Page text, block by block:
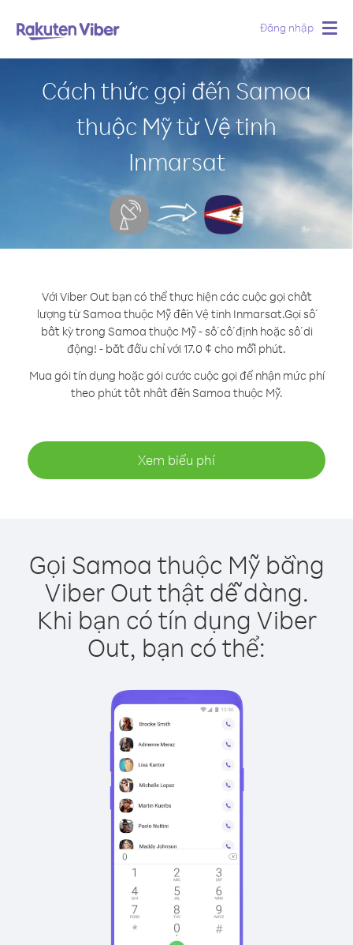
Đăng nhập
Cách thức gọi đến Samoa
thuộc Mỹ từ Vệ tinh
Inmarsat
Với Viber Out bạn có thể thực hiện các cuộc gọi chất
lượng từ Samoa thuộc Mỹ đến Vệ tinh Inmarsat.Gọi số
bất kỳ trong Samoa thuộc Mỹ - số cố định hoặc số di
động! - bắt đầu chỉ với 17.0 ¢ cho mỗi phút.
Mua gói tín dụng hoặc gói cước cuộc gọi để nhận mức phí
theo phút tốt nhất đến Samoa thuộc Mỹ.
Xem biểu phí
Gọi Samoa thuộc Mỹ bằng
Viber Out thật dễ dàng.
Khi bạn có tín dụng Viber
Out, bạn có thể: